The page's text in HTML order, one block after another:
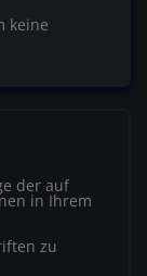
keine
der auf
in Ihrem
zu